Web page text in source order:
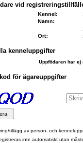
vid
Kennel :
Namn:
Ort:
kenneluppgifter
Uppfödaren har
för ägareuppgifter
tillägg av person- och
inte automatiskt utan